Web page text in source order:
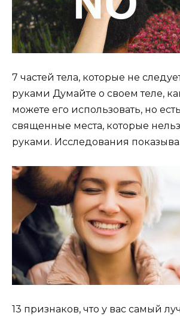
7 частей тела, которые не
руками Думайте о своем теле,
можете его использовать, но
священные места, которые
руками. Исследования показыва.
13 признаков, что у вас самый